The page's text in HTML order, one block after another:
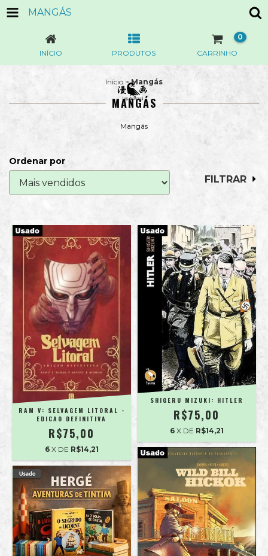
MANGÁS
INÍCIO PRODUTOS CARRINHO
0
Início > Mangás
MANGÁS
Mangás
Ordenar por
FILTRAR
RAM V: SELVAGEM LITORAL -
EDICAO DEFINITIVA
R$75,00
6 X DE R$14,21
SHIGERU MIZUKI: HITLER
R$75,00
6 X DE R$14,21